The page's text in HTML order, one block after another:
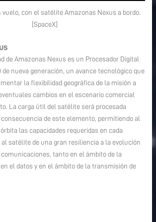
vuelo, con el satélite Amazonas Nexus a bordo.
[SpaceX]
de Amazonas Nexus es un Procesador Digital
de nueva generación, un avance tecnológico que
la flexibilidad geográfica de la misión a
cambios en el escenario comercial
La carga útil del satélite será procesada
de este elemento, permitiendo al
las capacidades requeridas en cada
satélite de una gran resiliencia a la evolución
tanto en el ámbito de la
el datos y en el ámbito de la transmisión de